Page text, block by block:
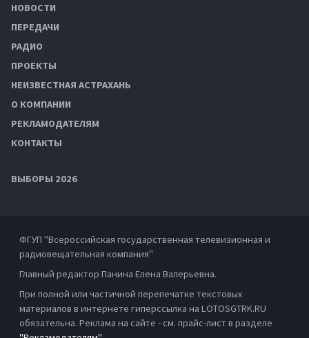
НОВОСТИ
ПЕРЕДАЧИ
РАДИО
ПРОЕКТЫ
НЕИЗВЕСТНАЯ АСТРАХАНЬ
О КОМПАНИИ
РЕКЛАМОДАТЕЛЯМ
КОНТАКТЫ
ВЫБОРЫ 2026
ФГУП "Всероссийская государственная телевизионная и
радиовещательная компания"
Главный редактор Панина Елена Валерьевна.
При полной или частичной перепечатке текстовых
материалов в интернете гиперссылка на LOTOSGTRK.RU
обязательна. Реклама на сайте - см. прайс-лист в разделе